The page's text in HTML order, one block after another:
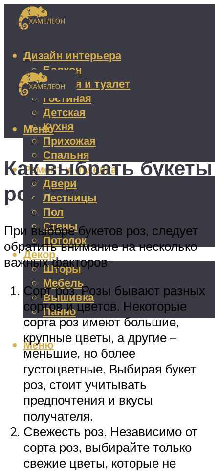
Дизайн интерьера
Балкон
Ванная и туалет
Гостиная
Детская
Кухня
Прихожая
Спальня
Ремонт и отделка
Двери
Лестницы
Пол
Стены
Потолок
Декор
Шторы
Мебель
Вышивка
Панно
Меню
Меню
Как выбрать букеты
роз
При выборе букетов роз, следует
обратить внимание на несколько
важных факторов:
Сорт роз. Розы бывают разных
сортов и цветов. Некоторые
сорта роз имеют большие,
крупные цветы, а другие –
меньшие, но более
густоцветные. Выбирая букет
роз, стоит учитывать
предпочтения и вкусы
получателя.
Свежесть роз. Независимо от
сорта роз, выбирайте только
свежие цветы, которые не